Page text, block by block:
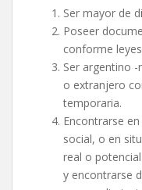
Ser mayor de
Poseer
conforme
Ser argentino
o extranjero
temporaria.
Encontrarse
social, o en
real o
y encontrarse